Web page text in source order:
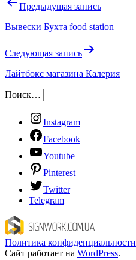
Предыдущая запись
Вывески Бухта food station
Следующая запись
Лайтбокс магазина Калерия
Поиск…
Instagram
Facebook
Youtube
Pinterest
Twitter
Telegram
Политика конфиденциальности
Сайт работает на WordPress.